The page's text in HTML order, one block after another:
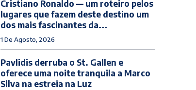
Cristiano Ronaldo — um roteiro pelos
lugares que fazem deste destino um
dos mais fascinantes da...
1 De Agosto, 2026
Pavlidis derruba o St. Gallen e
oferece uma noite tranquila a Marco
Silva na estreia na Luz